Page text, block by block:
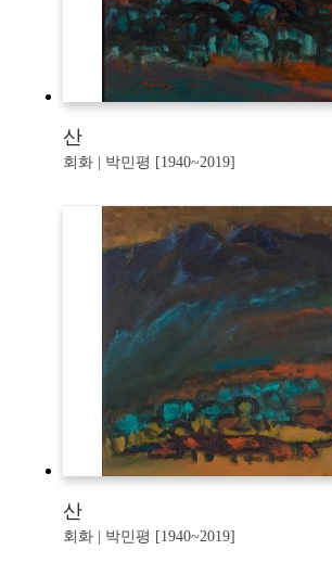
산
회화 | 박민평 [1940~2019]
산
회화 | 박민평 [1940~2019]